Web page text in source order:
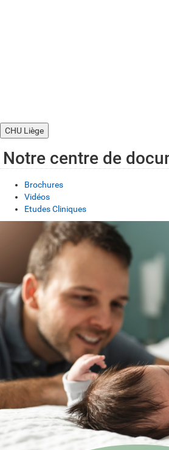
CHU Liège
Notre centre de
Brochures
Vidéos
Etudes Cliniques